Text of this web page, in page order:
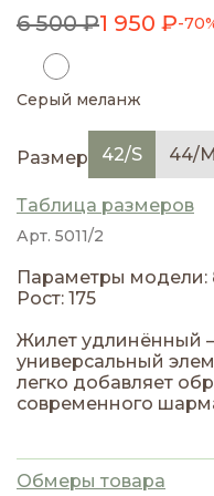
6 500 ₽1 950 ₽-
Серый меланж
Размер 42/S 44/M
Таблица размеров
Арт. 5011/2
Параметры модели:
Рост: 175
Жилет удлинённый
универсальный
легко добавляет
современного
визуально
Модель выполнена
аккуратными
Обмеры товара